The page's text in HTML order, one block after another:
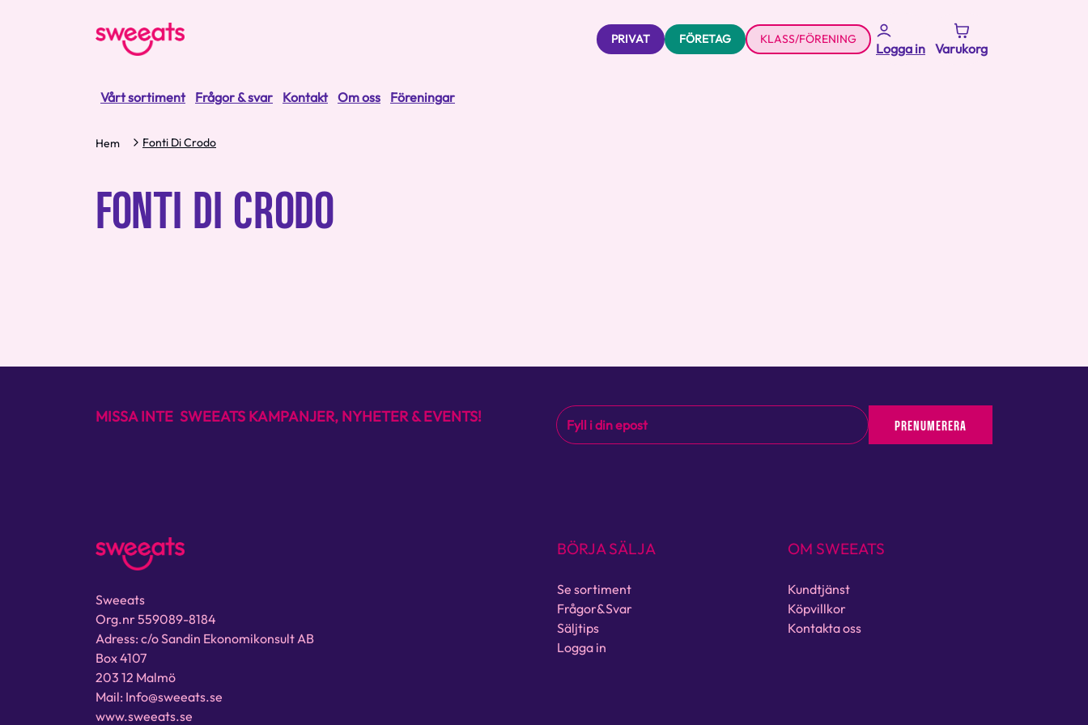
PRIVAT FÖRETAG KLASS/FÖRENING
Logga in Varukorg
Vårt sortiment Frågor & svar Kontakt Om oss Föreningar
Hem Fonti Di Crodo
FONTI DI CRODO
MISSA INTE SWEEATS KAMPANJER, NYHETER & EVENTS! PRENUMERERA
Sweeats
Org.nr 559089-8184
Adress: c/o Sandin Ekonomikonsult AB
Box 4107
203 12 Malmö
Mail: Info@sweeats.se
www.sweeats.se
BÖRJA SÄLJA
Se sortiment
Frågor&Svar
Säljtips
Logga in
OM SWEEATS
Kundtjänst
Köpvillkor
Kontakta oss